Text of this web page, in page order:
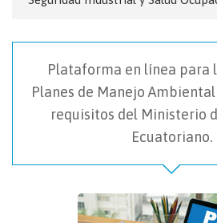
Plataforma en línea para
Planes de Manejo
requisitos del Ministerio
Ecuatoriano.